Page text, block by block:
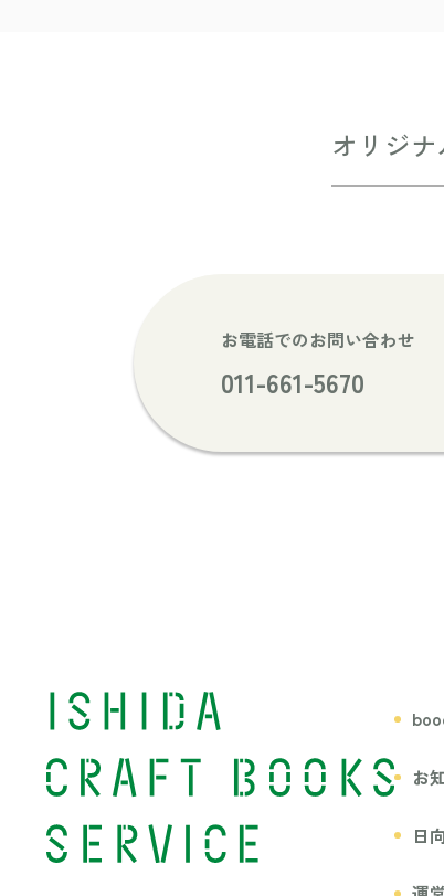
オリジナ
お電話でのお問い合わせ
011-661-5670
お
日